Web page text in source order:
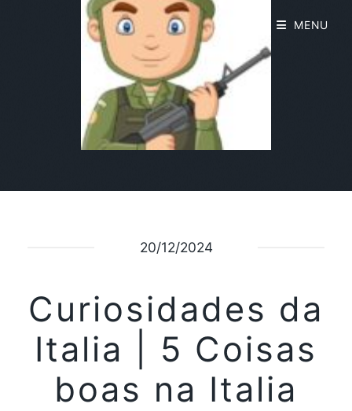
20/12/2024
Curiosidades da
Italia | 5 Coisas
boas na Italia
MENU